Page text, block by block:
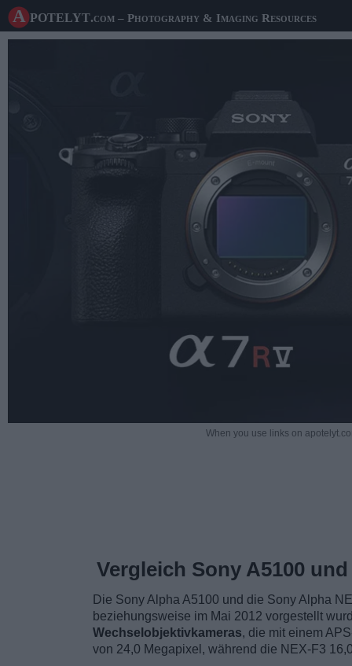
A potelyt.com – Photography & Imaging Resources
When you use links on
Vergleich Sony A5100 und
Die Sony Alpha A5100 und die Sony Alpha
beziehungsweise im Mai 2012 vorgestellt
Wechselobjektivkameras, die mit einem
von 24,0 Megapixel, während die NEX-F3